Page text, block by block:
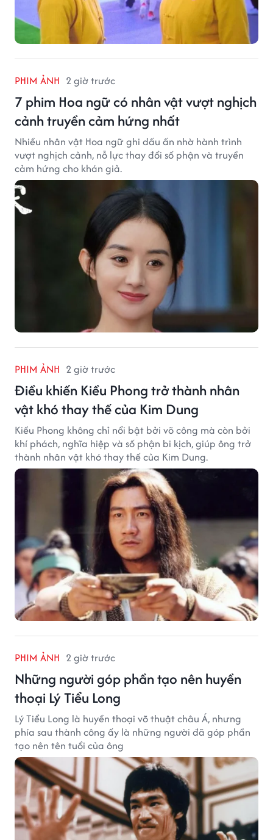
PHIM ẢNH 2 giờ trước
7 phim Hoa ngữ có nhân vật vượt nghịch
cảnh truyền cảm hứng nhất
Nhiều nhân vật Hoa ngữ ghi dấu ấn nhờ hành trình
vượt nghịch cảnh, nỗ lực thay đổi số phận và truyền
cảm hứng cho khán giả.
PHIM ẢNH 2 giờ trước
Điều khiến Kiều Phong trở thành nhân
vật khó thay thế của Kim Dung
Kiều Phong không chỉ nổi bật bởi võ công mà còn bởi
khí phách, nghĩa hiệp và số phận bi kịch, giúp ông trở
thành nhân vật khó thay thế của Kim Dung.
PHIM ẢNH 2 giờ trước
Những người góp phần tạo nên huyền
thoại Lý Tiểu Long
Lý Tiểu Long là huyền thoại võ thuật châu Á, nhưng
phía sau thành công ấy là những người đã góp phần
tạo nên tên tuổi của ông